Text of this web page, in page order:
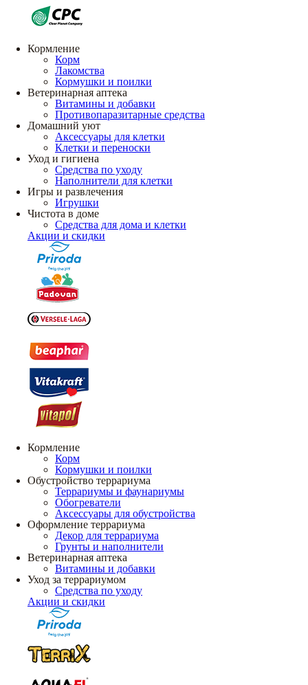
Кормление
Корм
Лакомства
Кормушки и поилки
Ветеринарная аптека
Витамины и добавки
Противопаразитарные средства
Домашний уют
Аксессуары для клетки
Клетки и переноски
Уход и гигиена
Средства по уходу
Наполнители для клетки
Игры и развлечения
Игрушки
Чистота в доме
Средства для дома и клетки
Акции и скидки
Кормление
Корм
Кормушки и поилки
Обустройство террариума
Террариумы и фаунариумы
Обогреватели
Аксессуары для обустройства
Оформление террариума
Декор для террариума
Грунты и наполнители
Ветеринарная аптека
Витамины и добавки
Уход за террариумом
Средства по уходу
Акции и скидки